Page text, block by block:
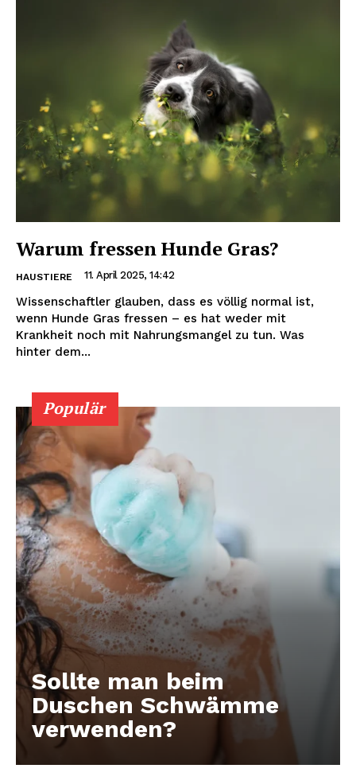
Warum fressen Hunde Gras?
HAUSTIERE 11. April 2025, 14:42
Wissenschaftler glauben, dass es völlig normal ist,
wenn Hunde Gras fressen – es hat weder mit
Krankheit noch mit Nahrungsmangel zu tun. Was
hinter dem...
Populär
Sollte man beim
Duschen Schwämme
verwenden?